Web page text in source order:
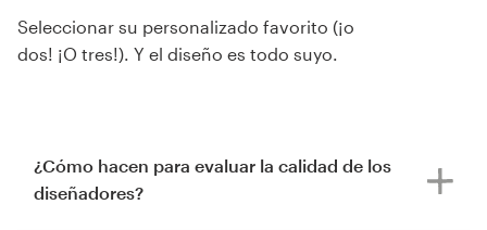
de Studio Franzini
Seleccionar su personalizado favorito (¡o
dos! ¡O tres!). Y el diseño es todo suyo.
¿Cómo hacen para evaluar la calidad de los
diseñadores?